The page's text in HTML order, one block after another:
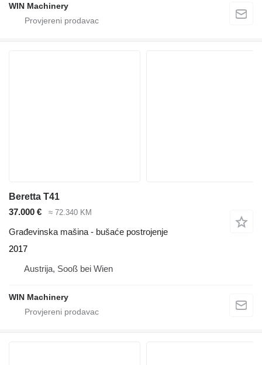
WIN Machinery
Beretta T41
37.000 €
≈ 72.340 KM
Građevinska mašina - bušaće postrojenje
2017
Austrija, Sooß bei Wien
WIN Machinery